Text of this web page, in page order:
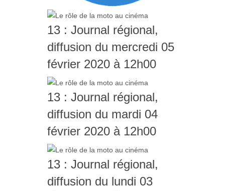
13 : Journal régional,
diffusion du mercredi 05
février 2020 à 12h00
13 : Journal régional,
diffusion du mardi 04
février 2020 à 12h00
13 : Journal régional,
diffusion du lundi 03